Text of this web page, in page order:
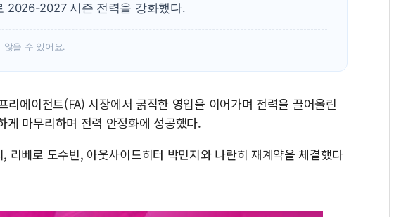
2026-2027 시즌 전력을 강화했다.
않을 수 있어요.
에이전트(FA) 시장에서 굵직한 영입을 이어가며 전력을 끌어올린
게 마무리하며 전력 안정화에 성공했다.
리베로 도수빈, 아웃사이드히터 박민지와 나란히 재계약을 체결했다